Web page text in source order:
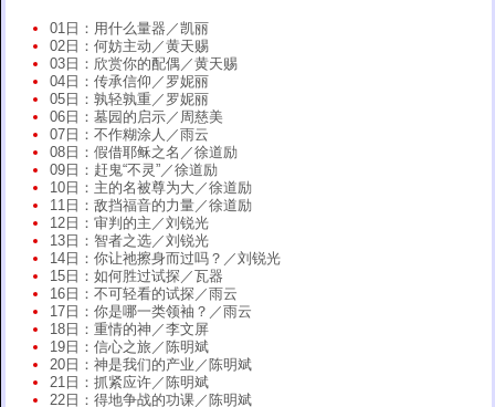
01日：用什么量器／凯丽
02日：何妨主动／黄天赐
03日：欣赏你的配偶／黄天赐
04日：传承信仰／罗妮丽
05日：孰轻孰重／罗妮丽
06日：墓园的启示／周慈美
07日：不作糊涂人／雨云
08日：假借耶稣之名／徐道励
09日：赶鬼“不灵”／徐道励
10日：主的名被尊为大／徐道励
11日：敌挡福音的力量／徐道励
12日：审判的主／刘锐光
13日：智者之选／刘锐光
14日：你让祂擦身而过吗？／刘锐光
15日：如何胜过试探／瓦器
16日：不可轻看的试探／雨云
17日：你是哪一类领袖？／雨云
18日：重情的神／李文屏
19日：信心之旅／陈明斌
20日：神是我们的产业／陈明斌
21日：抓紧应许／陈明斌
22日：得地争战的功课／陈明斌